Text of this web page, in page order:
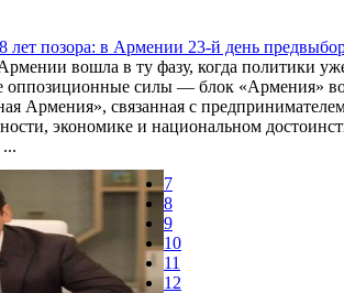
лет позора: в Армении 23-й день
вошла в ту фазу, когда политики
оппозиционные силы — блок «Армения»
Армения», связанная с
экономике и национальном
7
8
9
10
11
12